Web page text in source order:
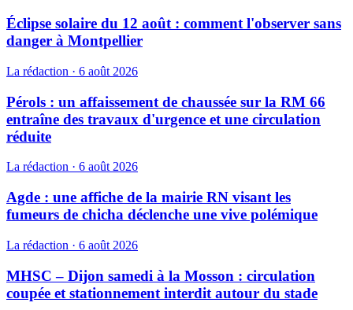
Éclipse solaire du 12 août : comment l'observer sans
danger à Montpellier
La rédaction · 6 août 2026
Pérols : un affaissement de chaussée sur la RM 66
entraîne des travaux d'urgence et une circulation
réduite
La rédaction · 6 août 2026
Agde : une affiche de la mairie RN visant les
fumeurs de chicha déclenche une vive polémique
La rédaction · 6 août 2026
MHSC – Dijon samedi à la Mosson : circulation
coupée et stationnement interdit autour du stade